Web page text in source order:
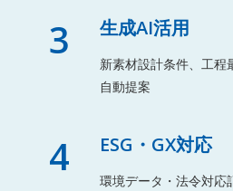
3 生成AI活用
新素材設計条件、工程
自動提案
4 ESG・GX対応
環境データ・法令対応